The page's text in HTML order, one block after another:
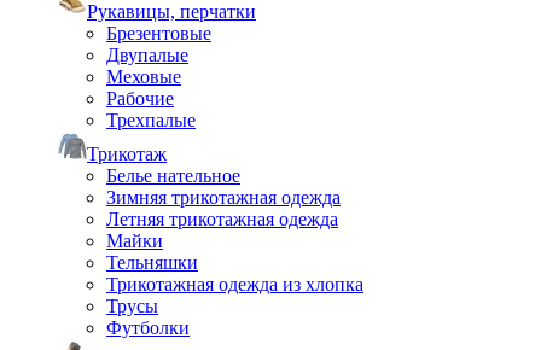
Рукавицы, перчатки
Брезентовые
Двупалые
Меховые
Рабочие
Трехпалые
Трикотаж
Белье нательное
Зимняя трикотажная одежда
Летняя трикотажная одежда
Майки
Тельняшки
Трикотажная одежда из хлопка
Трусы
Футболки